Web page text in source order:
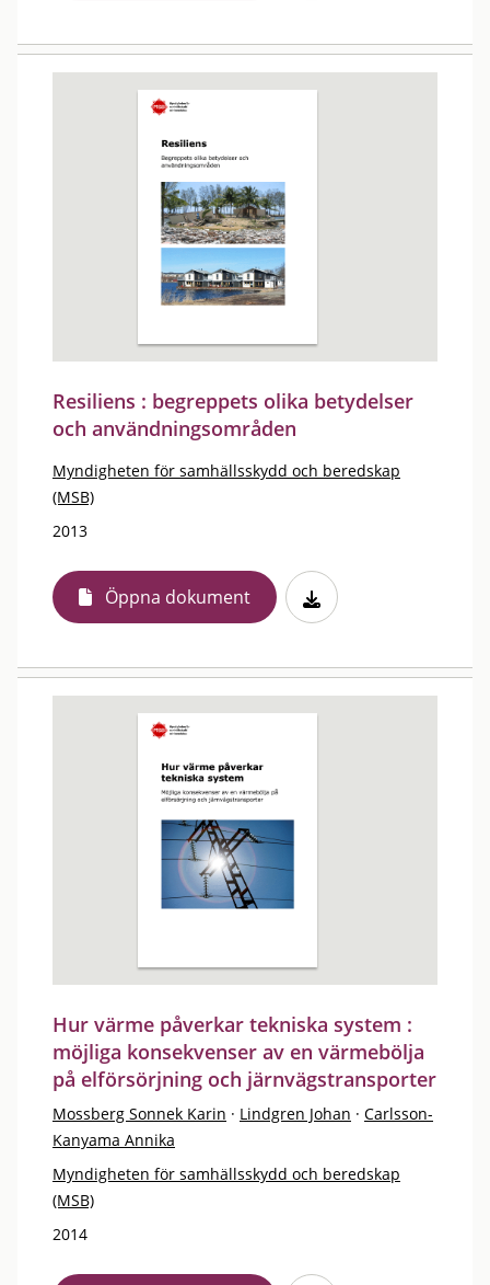
Resiliens : begreppets olika betydelser
och användningsområden
Myndigheten för samhällsskydd och beredskap
(MSB)
2013
Öppna dokument
Hur värme påverkar tekniska system :
möjliga konsekvenser av en värmebölja
på elförsörjning och järnvägstransporter
Mossberg Sonnek Karin · Lindgren Johan · Carlsson-
Kanyama Annika
Myndigheten för samhällsskydd och beredskap
(MSB)
2014